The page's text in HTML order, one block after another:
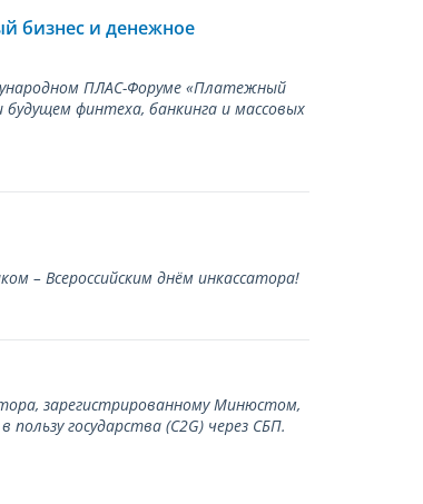
бизнес и денежное
ПЛАС-Форуме «Платежный
финтеха, банкинга и массовых
– Всероссийским днём инкассатора!
зарегистрированному Минюстом,
государства (С2G) через СБП.